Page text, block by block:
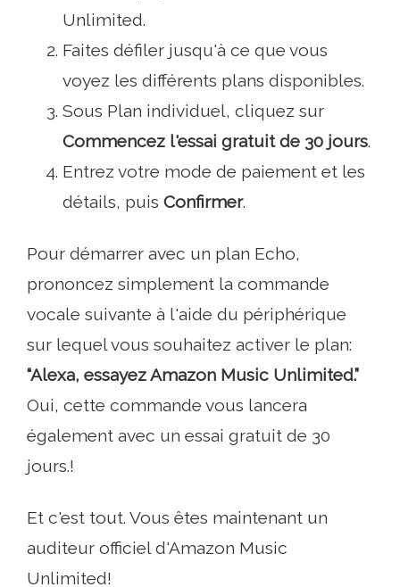
Unlimited.
Faites défiler jusqu'à ce que vous
voyez les différents plans disponibles.
Sous Plan individuel, cliquez sur
Commencez l'essai gratuit de 30 jours.
Entrez votre mode de paiement et les
détails, puis Confirmer.
Pour démarrer avec un plan Echo,
prononcez simplement la commande
vocale suivante à l'aide du périphérique
sur lequel vous souhaitez activer le plan:
“Alexa, essayez Amazon Music Unlimited.”
Oui, cette commande vous lancera
également avec un essai gratuit de 30
jours.!
Et c'est tout. Vous êtes maintenant un
auditeur officiel d'Amazon Music
Unlimited!